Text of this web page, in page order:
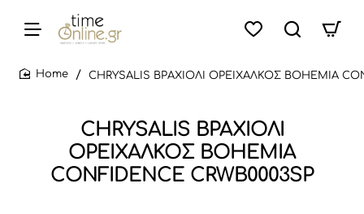
CHRYSALIS ΒΡΑΧΙΟΛΙ
ΟΡΕΙΧΑΛΚΟΣ BOHEMIA
CONFIDENCE CRWB0003SP
CHRYSALIS ΒΡΑΧΙΟΛΙ ΟΡΕΙΧΑΛΚΟΣ BOHEMIA